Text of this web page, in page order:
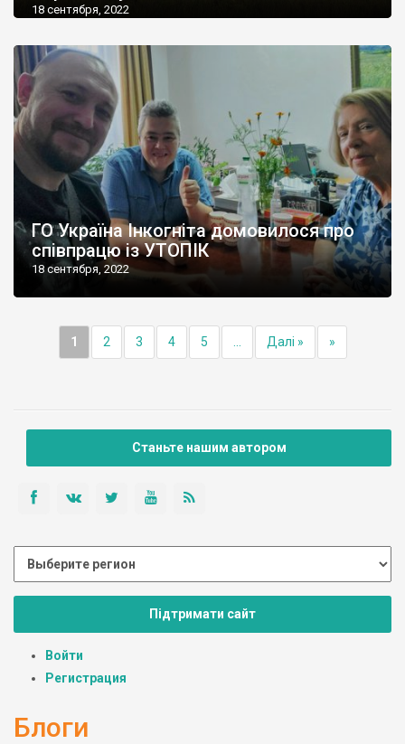
18 сентября, 2022
ГО Україна Інкогніта домовилося про
співпрацю із УТОПІК
18 сентября, 2022
1 2 3 4 5 Далі » »
Станьте нашим автором
Підтримати сайт
Войти
Регистрация
Блоги